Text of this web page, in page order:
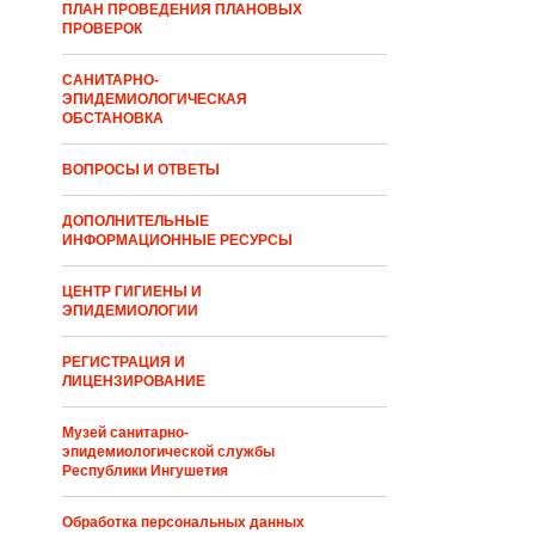
ПЛАН ПРОВЕДЕНИЯ ПЛАНОВЫХ
ПРОВЕРОК
САНИТАРНО-
ЭПИДЕМИОЛОГИЧЕСКАЯ
ОБСТАНОВКА
ВОПРОСЫ И ОТВЕТЫ
ДОПОЛНИТЕЛЬНЫЕ
ИНФОРМАЦИОННЫЕ РЕСУРСЫ
ЦЕНТР ГИГИЕНЫ И
ЭПИДЕМИОЛОГИИ
РЕГИСТРАЦИЯ И
ЛИЦЕНЗИРОВАНИЕ
Музей санитарно-
эпидемиологической службы
Республики Ингушетия
Обработка персональных данных